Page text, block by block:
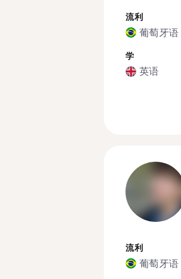
流利
葡萄牙语
学
英语
流利
葡萄牙语